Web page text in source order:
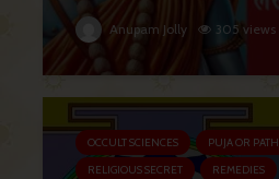
Anupam Jolly 305 views
OCCULT SCIENCES
PUJA OR PATH
RELIGIOUS SECRET
REMEDIES